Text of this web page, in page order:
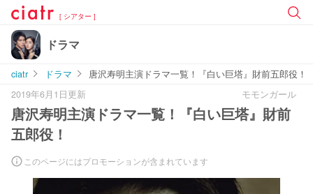
[ シアター ]
ドラマ
ciatr ドラマ
唐沢寿明主演ドラマ一覧！『白い巨塔』財前五郎役！
2019年6月1日更新
モモンガール
唐沢寿明主演ドラマ一覧！『白い巨塔』財前
五郎役！
このページにはプロモーションが含まれています